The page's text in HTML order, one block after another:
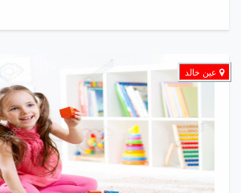
عين خالد